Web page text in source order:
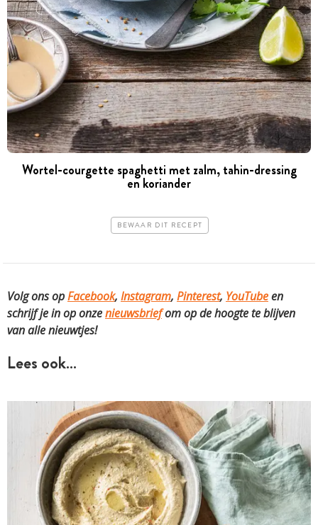
Wortel-courgette spaghetti met zalm, tahin-dressing
en koriander
BEWAAR DIT RECEPT
Volg ons opFacebook, Instagram, Pinterest, YouTubeen
schrijf je in op onzenieuwsbriefom op de hoogte te blijven
van alle nieuwtjes!
Lees ook…